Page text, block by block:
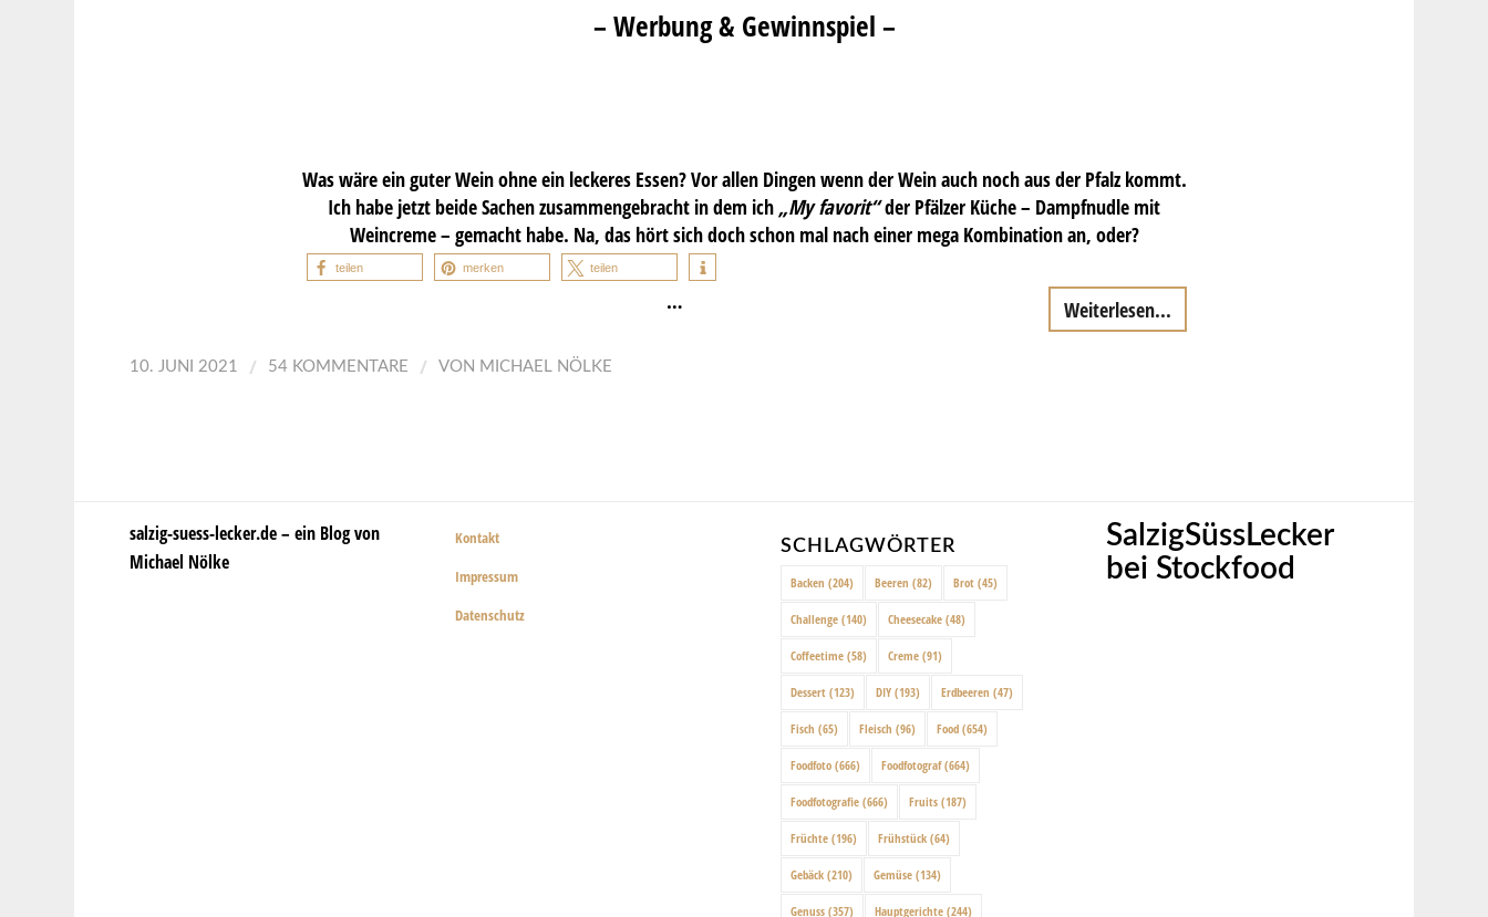
– Werbung & Gewinnspiel –
Was wäre ein guter Wein ohne ein leckeres Essen? Vor allen Dingen wenn der Wein auch noch aus der Pfalz kommt.
Ich habe jetzt beide Sachen zusammengebracht in dem ich „My favorit“der Pfälzer Küche – Dampfnudle mit
Weincreme – gemacht habe. Na, das hört sich doch schon mal nach einer mega Kombination an, oder?
teilen merken teilen
… Weiterlesen...
10. JUNI 2021 / 54 KOMMENTARE / VON MICHAEL NÖLKE
salzig-suess-lecker.de – ein Blog von
Michael Nölke
Kontakt
Impressum
Datenschutz
SCHLAGWÖRTER
Backen (204) Beeren (82) Brot (45)
Challenge (140) Cheesecake (48)
Coffeetime (58) Creme (91)
Dessert (123) DIY (193) Erdbeeren (47)
Fisch (65) Fleisch (96) Food (654)
Foodfoto (666) Foodfotograf(664)
Foodfotografie (666) Fruits (187)
Früchte (196) Frühstück (64)
Gebäck (210) Gemüse (134)
Genuss (357) Hauptgerichte (244)
SalzigSüssLecker
bei Stockfood